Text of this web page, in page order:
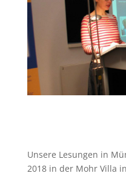
Unsere Lesungen in
2018 in der Mohr Villa